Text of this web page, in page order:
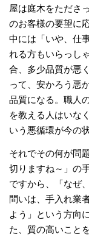
屋は庭木をたださ
のお客様の要望に
中には「いや、仕
れる方もいらっし
合、多少品質が悪
って、安かろう悪
品質になる。職人
を教える人はいな
いう悪循環が今の
それでその何が問
切りますね～」の
ですから、「なぜ
問いは、手入れ業
よう」という方向
た、質の高いこと